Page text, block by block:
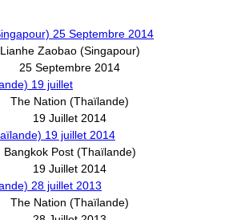
Lianhe Zaobao (Singapour)
25 Septembre 2014
The Nation (Thaïlande)
19 Juillet 2014
Bangkok Post (Thaïlande)
19 Juillet 2014
The Nation (Thaïlande)